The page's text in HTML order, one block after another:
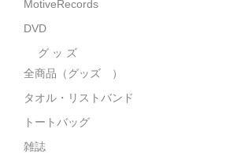
全商品
MotiveRecords
DVD
グ ッ ズ
全商品（グッズ ）
タオル・リストバンド
トートバッグ
雑誌